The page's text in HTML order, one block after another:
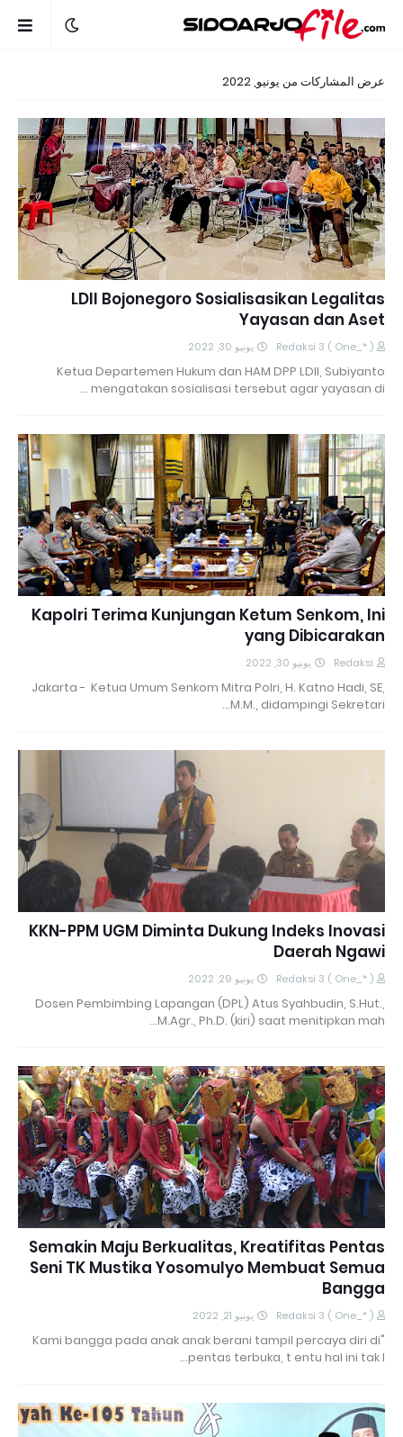
عرض المشاركات من يونيو, 2022
LDII Bojonegoro Sosialisasikan Legalitas
Yayasan dan Aset
Redaksi 3 ( One_* ) يونيو 30, 2022
Ketua Departemen Hukum dan HAM DPP LDII, Subiyanto
mengatakan sosialisasi tersebut agar yayasan di …
Kapolri Terima Kunjungan Ketum Senkom, Ini
yang Dibicarakan
Redaksi يونيو 30, 2022
Jakarta - Ketua Umum Senkom Mitra Polri, H. Katno Hadi, SE,
M.M., didampingi Sekretari…
KKN-PPM UGM Diminta Dukung Indeks Inovasi
Daerah Ngawi
Redaksi 3 ( One_* ) يونيو 29, 2022
Dosen Pembimbing Lapangan (DPL) Atus Syahbudin, S.Hut.,
M.Agr., Ph.D. (kiri) saat menitipkan mah…
Semakin Maju Berkualitas, Kreatifitas Pentas
Seni TK Mustika Yosomulyo Membuat Semua
Bangga
Redaksi 3 ( One_* ) يونيو 21, 2022
"Kami bangga pada anak anak berani tampil percaya diri di
pentas terbuka, t entu hal ini tak l…